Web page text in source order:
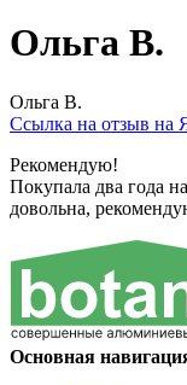
Ольга В.
Ольга В.
Ссылка на отзыв на
Рекомендую!
Покупала два года
довольна,
Основная